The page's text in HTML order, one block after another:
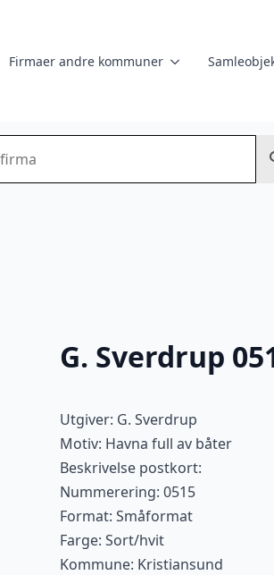
Firmaer andre kommuner
G. Sverdrup
Utgiver: G. Sverdrup
Motiv: Havna full av båter
Beskrivelse postkort:
Nummerering: 0515
Format: Småformat
Farge: Sort/hvit
Kommune: Kristiansund